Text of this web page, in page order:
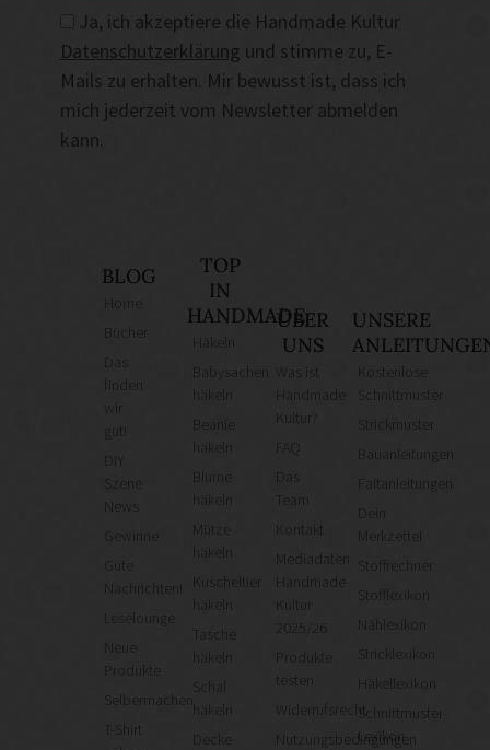
Ja, ich akzeptiere die Handmade Kultur
Datenschutzerklärung und stimme zu, E-
Mails zu erhalten. Mir bewusst ist, dass ich
mich jederzeit vom Newsletter abmelden
kann.
BLOG
finden
gut!
News
Gute
Nachrichten!
Leselounge
Neue
Produkte
Selbermachen
T-Shirt
TOP
IN
HANDMADE
häkeln
häkeln
Mütze
häkeln
Kuscheltier
häkeln
Tasche
häkeln
ÜBER
UNS
Was ist
Kultur?
Team
Kontakt
Mediadaten
Kultur
Produkte
testen
Widerrufsrecht
Nutzungsbedingungen
UNSERE
Kostenlose
Schnittmuster
Strickmuster
Bauanleitungen
Faltanleitungen
Merkzettel
Stoffrechner
Stofflexikon
Nählexikon
Stricklexikon
Häkellexikon
Schnittmuster-
Lexikon